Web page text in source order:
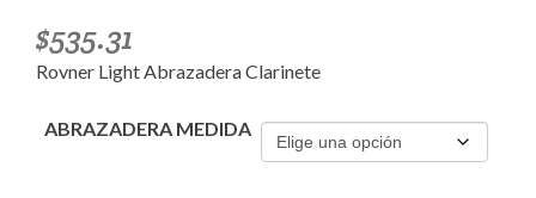
$535.31
Rovner Light Abrazadera Clarinete
ABRAZADERA MEDIDA